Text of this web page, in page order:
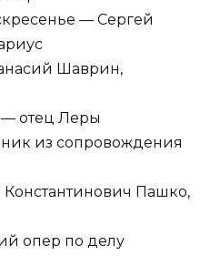
— Сергей
Шаврин,
отец Леры
из сопровождения
Пашко,
опер по делу